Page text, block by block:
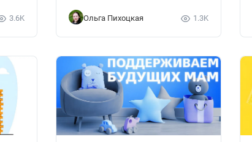
3.6K Ольга Пихоцкая 1.3K